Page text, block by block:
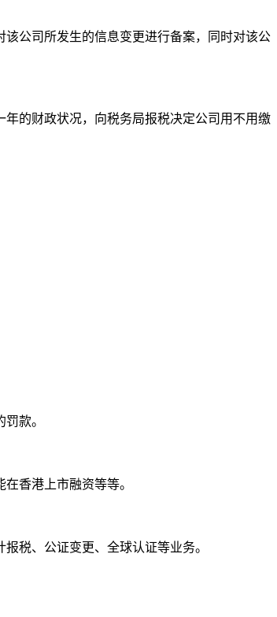
公司所发生的信息变更进行备案，同时对该公
的财政状况，向税务局报税决定公司用不用缴
款。
香港上市融资等等。
税、公证变更、全球认证等业务。